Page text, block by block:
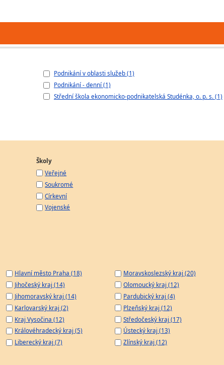
Podnikání v oblasti služeb (1)
Podnikání - denní (1)
Střední škola ekonomicko-podnikatelská Studénka, o. p. s. (1)
Školy
Veřejné
Soukromé
Církevní
Vojenské
Hlavní město Praha (18)
Jihočeský kraj (14)
Jihomoravský kraj (14)
Karlovarský kraj (2)
Kraj Vysočina (12)
Královéhradecký kraj (5)
Liberecký kraj (7)
Moravskoslezský kraj (20)
Olomoucký kraj (12)
Pardubický kraj (4)
Plzeňský kraj (12)
Středočeský kraj (17)
Ústecký kraj (13)
Zlínský kraj (12)